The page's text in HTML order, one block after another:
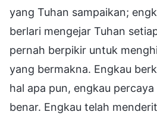
yang Tuhan sampaikan;
berlari mengejar Tuhan
pernah berpikir untuk
yang bermakna. Engkau
hal apa pun, engkau
benar. Engkau telah